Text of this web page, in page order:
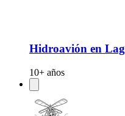
Hidroavión en
10+ años